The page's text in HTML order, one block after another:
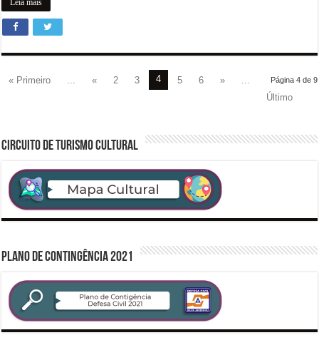
Página 4 de 9
« Primeiro « 2 3 4 5 6 »
Último
CIRCUITO DE TURISMO CULTURAL
PLANO DE CONTINGÊNCIA 2021